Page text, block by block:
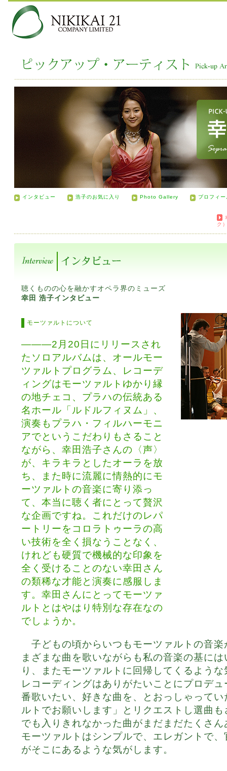
インタビュー 浩子のお気に入り Photo Gallery プロフィ
ク
聴くものの心を融かすオペラ界のミューズ
幸田 浩子インタビュー
モーツァルトについて
―――2月20日にリリースされ
たソロアルバムは、オールモー
ツァルトプログラム、レコーデ
ィングはモーツァルトゆかり縁
の地チェコ、プラハの伝統ある
名ホール「ルドルフィヌム」、
演奏もプラハ・フィルハーモニ
アでというこだわりもさること
ながら、幸田浩子さんの〈声〉
が、キラキラとしたオーラを放
ち、また時に流麗に情熱的にモ
ーツァルトの音楽に寄り添っ
て、本当に聴く者にとって贅沢
な企画ですね。これだけのレパ
ートリーをコロラトゥーラの高
い技術を全く損なうことなく、
けれども硬質で機械的な印象を
全く受けることのない幸田さん
の類稀な才能と演奏に感服しま
す。幸田さんにとってモーツァ
ルトとはやはり特別な存在なの
でしょうか。
子どもの頃からいつもモーツァルトの音楽
まざまな曲を歌いながらも私の音楽の基に
り、またモーツァルトに回帰してくるよう
レコーディングはありがたいことにプロデ
番歌いたい、好きな曲を、とおっしゃって
ルトでお願いします」とリクエストし選曲
でも入りきれなかった曲がまだまだたくさ
モーツァルトはシンプルで、エレガントで
がそこにあるような気がします。